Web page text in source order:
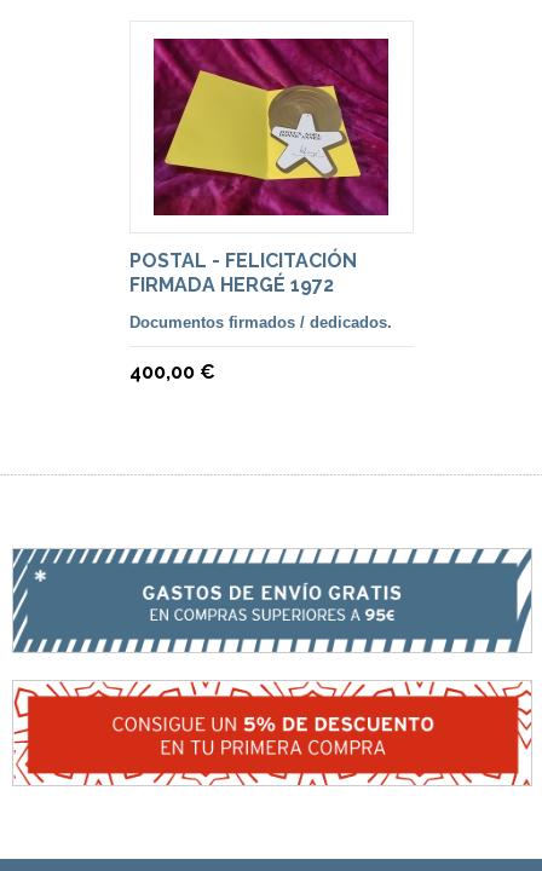
POSTAL - FELICITACIÓN
FIRMADA HERGÉ 1972
Documentos firmados / dedicados.
400,00 €